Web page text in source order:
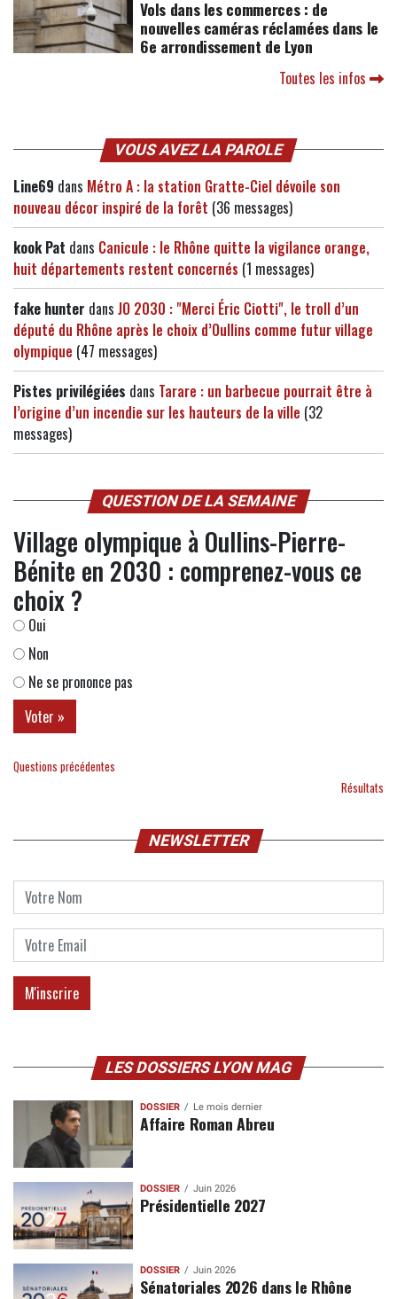
Vols dans les commerces : de
nouvelles caméras réclamées dans le
6e arrondissement de Lyon
Toutes les infos
VOUS AVEZ LA PAROLE
Line69 dans Métro A : la station Gratte-Ciel dévoile son
nouveau décor inspiré de la forêt (36 messages)
kook Pat dans Canicule : le Rhône quitte la vigilance orange,
huit départements restent concernés (1 messages)
fake hunter dans JO 2030 : "Merci Éric Ciotti", le troll d’un
député du Rhône après le choix d’Oullins comme futur village
olympique (47 messages)
Pistes privilégiées dans Tarare : un barbecue pourrait être à
l’origine d’un incendie sur les hauteurs de la ville (32
messages)
QUESTION DE LA SEMAINE
Village olympique à Oullins-Pierre-
Bénite en 2030 : comprenez-vous ce
choix ?
Oui
Non
Ne se prononce pas
Questions précédentes
Résultats
NEWSLETTER
LES DOSSIERS LYON MAG
DOSSIER Le mois dernier
Affaire Roman Abreu
DOSSIER Juin 2026
Présidentielle 2027
DOSSIER Juin 2026
Sénatoriales 2026 dans le Rhône